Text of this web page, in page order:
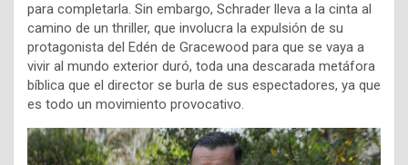
para completarla. Sin embargo, Schrader lleva a la cinta al
camino de un thriller, que involucra la expulsión de su
protagonista del Edén de Gracewood para que se vaya a
vivir al mundo exterior duró, toda una descarada metáfora
bíblica que el director se burla de sus espectadores, ya que
es todo un movimiento provocativo.